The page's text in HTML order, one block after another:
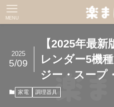
MENU
【2025年最
レンダー5機
ジー・スープ
2025
5/09
家電 調理器具